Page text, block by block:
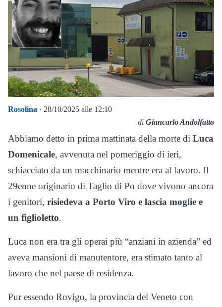
Rosolina · 28/10/2025 alle 12:10
di Giancarlo Andolfatto
Abbiamo detto in prima mattinata della morte di Luca
Domenicale, avvenuta nel pomeriggio di ieri,
schiacciato da un macchinario mentre era al lavoro. Il
29enne originario di Taglio di Po dove vivono ancora
i genitori, risiedeva a Porto Viro e lascia moglie e
un figlioletto.
Luca non era tra gli operai più “anziani in azienda” ed
aveva mansioni di manutentore, era stimato tanto al
lavoro che nel paese di residenza.
Pur essendo Rovigo, la provincia del Veneto con